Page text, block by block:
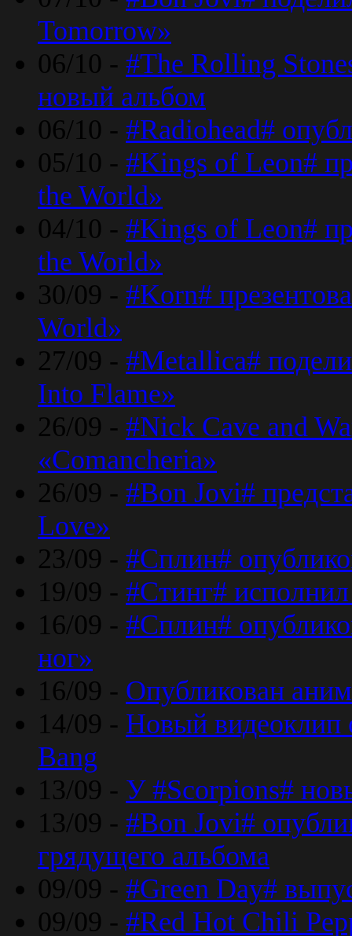
Tomorrow»
06/10 - #The Rolling
новый альбом
06/10 - #Radiohead#
05/10 - #Kings of Leon#
the World»
04/10 - #Kings of Leon#
the World»
30/09 - #Korn#
World»
27/09 - #Metallica#
Into Flame»
26/09 - #Nick Cave and
«Comancheria»
26/09 - #Bon Jovi#
Love»
23/09 - #Сплин#
19/09 - #Стинг#
16/09 - #Сплин#
ног»
16/09 - Опубликован
14/09 - Новый видеоклип
Bang
13/09 - У #Scorpions#
13/09 - #Bon Jovi#
грядущего альбома
09/09 - #Green Day#
09/09 - #Red Hot Chili